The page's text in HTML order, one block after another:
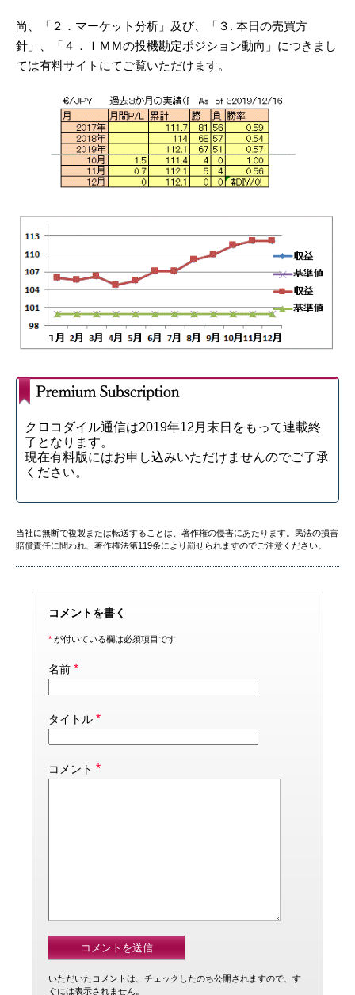
尚、「２．マーケット分析」及び、「３. 本日の売買方
針」、「４．ＩＭＭの投機勘定ポジション動向」につきまし
ては有料サイトにてご覧いただけます。
クロコダイル通信は2019年12月末日をもって連載終
了となります。
現在有料版にはお申し込みいただけませんのでご了承
ください。
当社に無断で複製または転送することは、著作権の侵害にあたります。民法の損害
賠償責任に問われ、著作権法第119条により罰せられますのでご注意ください。
コメントを書く
* が付いている欄は必須項目です
名前 *
タイトル *
コメント *
いただいたコメントは、チェックしたのち公開されますので、す
ぐには表示されません。